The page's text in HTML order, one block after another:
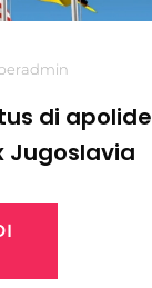
di apolide
Jugoslavia